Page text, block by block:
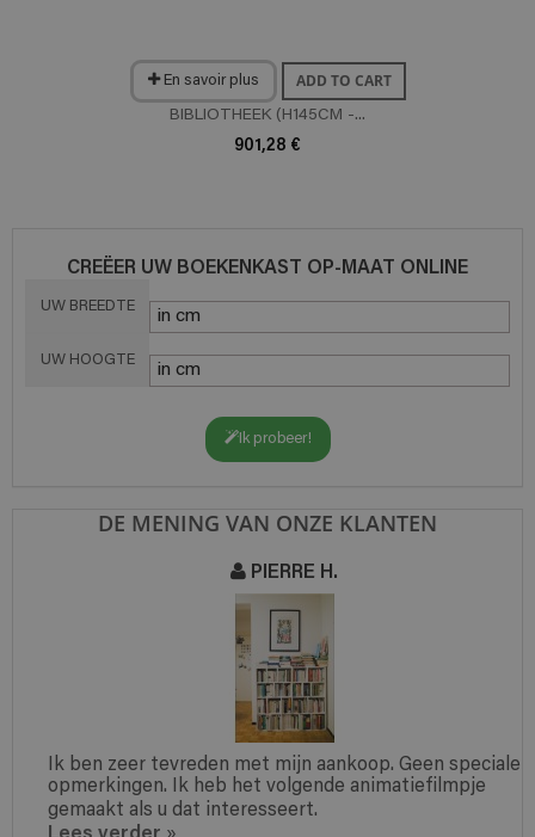
En savoir plus ADD TO CART
BIBLIOTHEEK (H145CM -...
901,28 €
CREËER UW BOEKENKAST OP-MAAT ONLINE
UW BREEDTE
UW HOOGTE
Ik probeer!
DE MENING VAN ONZE KLANTEN
PIERRE H.
Ik ben zeer tevreden met mijn aankoop. Geen speciale
opmerkingen. Ik heb het volgende animatiefilmpje
gemaakt als u dat interesseert.
Lees verder